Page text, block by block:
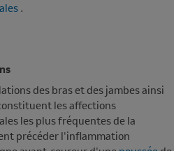
.
des bras et des jambes ainsi
les affections
les plus fréquentes de la
précéder l'inflammation